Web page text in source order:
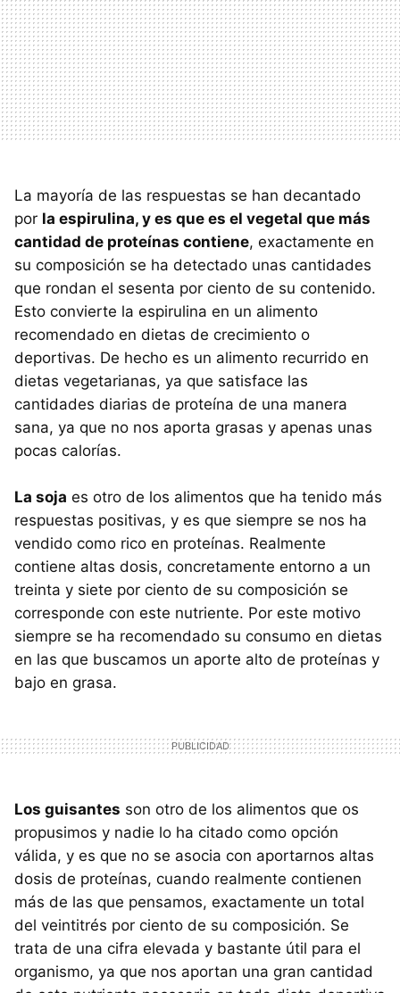
La mayoría de las respuestas se han decantado
por la espirulina, y es que es el vegetal que más
cantidad de proteínas contiene, exactamente en
su composición se ha detectado unas cantidades
que rondan el sesenta por ciento de su contenido.
Esto convierte la espirulina en un alimento
recomendado en dietas de crecimiento o
deportivas. De hecho es un alimento recurrido en
dietas vegetarianas, ya que satisface las
cantidades diarias de proteína de una manera
sana, ya que no nos aporta grasas y apenas unas
pocas calorías.
La soja es otro de los alimentos que ha tenido más
respuestas positivas, y es que siempre se nos ha
vendido como rico en proteínas. Realmente
contiene altas dosis, concretamente entorno a un
treinta y siete por ciento de su composición se
corresponde con este nutriente. Por este motivo
siempre se ha recomendado su consumo en dietas
en las que buscamos un aporte alto de proteínas y
bajo en grasa.
Los guisantes son otro de los alimentos que os
propusimos y nadie lo ha citado como opción
válida, y es que no se asocia con aportarnos altas
dosis de proteínas, cuando realmente contienen
más de las que pensamos, exactamente un total
del veintitrés por ciento de su composición. Se
trata de una cifra elevada y bastante útil para el
organismo, ya que nos aportan una gran cantidad